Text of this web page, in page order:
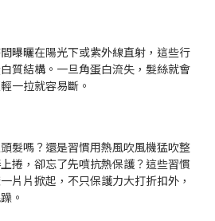
曝曬在陽光下或紫外線直射，這些行
質結構。一旦角蛋白流失，髮絲就會
一拉就容易斷。
髮嗎？還是習慣用熱風吹風機猛吹整
捲，卻忘了先噴抗熱保護？這些習慣
片片掀起，不只保護力大打折扣外，
。